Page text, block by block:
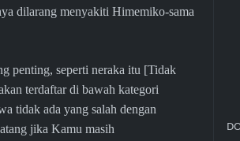
dilarang menyakiti Himemiko-sama
penting, seperti neraka itu [Tidak
terdaftar di bawah kategori
tidak ada yang salah dengan
jika Kamu masih